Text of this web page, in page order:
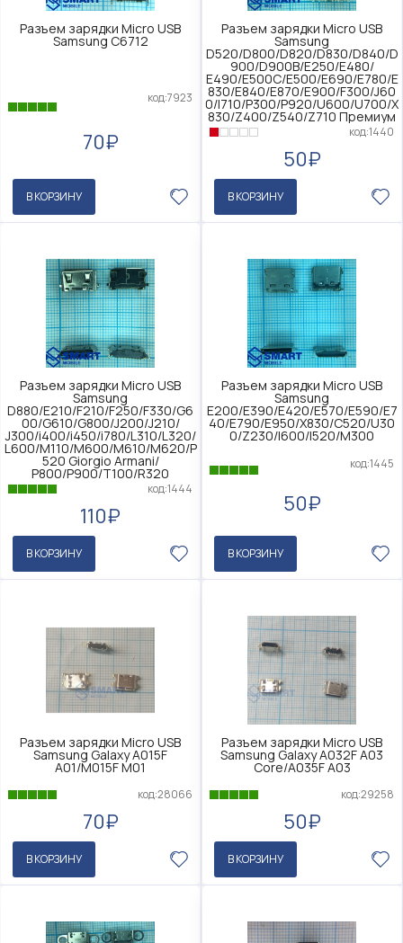
Разъем зарядки Micro USB
Samsung C6712
код:7923
70₽
В КОРЗИНУ
Разъем зарядки Micro USB
Samsung
D520/D800/D820/D830/D840/D
900/D900B/E250/E480/
E490/E500C/E500/E690/E780/E
830/E840/E870/E900/F300/J60
0/I710/P300/P920/U600/U700/X
830/Z400/Z540/Z710 Премиум
код:1440
50₽
В КОРЗИНУ
Разъем зарядки Micro USB
Samsung
D880/E210/F210/F250/F330/G6
00/G610/G800/J200/J210/
J300/i400/i450/i780/L310/L320/
L600/M110/M600/M610/M620/P
520 Giorgio Armani/
P800/P900/T100/R320
код:1444
110₽
В КОРЗИНУ
Разъем зарядки Micro USB
Samsung
E200/E390/E420/E570/E590/E7
40/E790/E950/X830/C520/U30
0/Z230/I600/I520/M300
код:1445
50₽
В КОРЗИНУ
Разъем зарядки Micro USB
Samsung Galaxy A015F
A01/M015F M01
код:28066
70₽
В КОРЗИНУ
Разъем зарядки Micro USB
Samsung Galaxy A032F A03
Core/A035F A03
код:29258
50₽
В КОРЗИНУ